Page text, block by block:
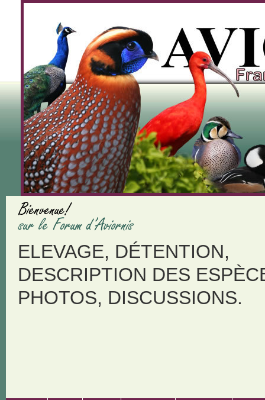
ELEVAGE, DÉTENTION,
DESCRIPTION DES
PHOTOS, DISCUSSIONS.